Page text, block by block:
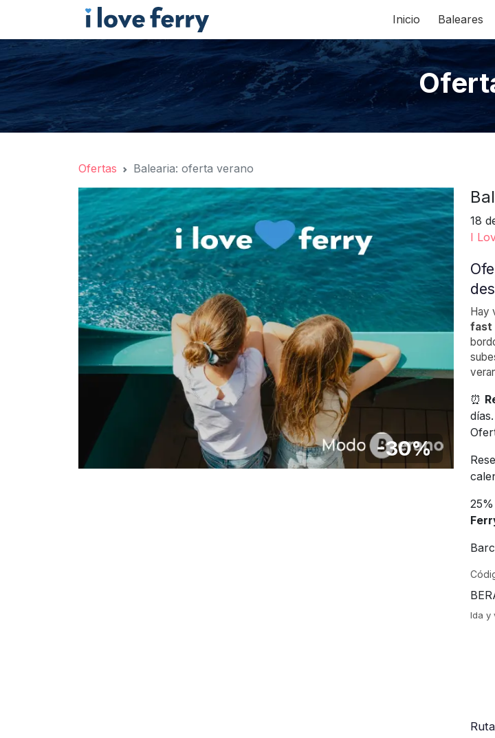
Inicio Baleares
Ofertas Balearia: oferta verano
-30%
18
I
Hay
fast
⏰
Ida y